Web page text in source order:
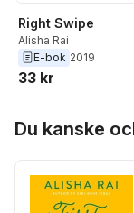
Right Swipe
Alisha Rai
E-bok 2019
33 kr
Du kanske